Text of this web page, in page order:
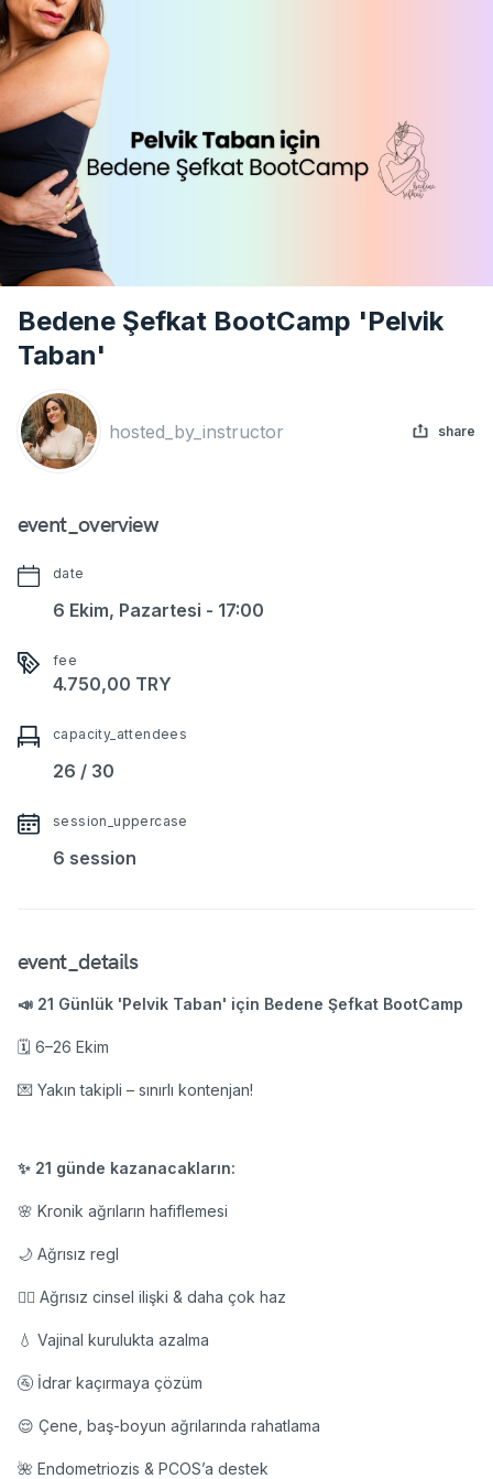
Bedene Şefkat BootCamp 'Pelvik
Taban'
hosted_by_instructor share
event_overview
date
6 Ekim, Pazartesi - 17:00
fee
4.750,00 TRY
capacity_attendees
26 / 30
session_uppercase
6 session
event_details
📣 21 Günlük 'Pelvik Taban' için Bedene Şefkat BootCamp
🗓️ 6–26 Ekim
💌 Yakın takipli – sınırlı kontenjan!
✨ 21 günde kazanacakların:
🌸 Kronik ağrıların hafiflemesi
🌙 Ağrısız regl
❤️‍🔥 Ağrısız cinsel ilişki & daha çok haz
💧 Vajinal kurulukta azalma
🚰 İdrar kaçırmaya çözüm
😌 Çene, baş-boyun ağrılarında rahatlama
🌺 Endometriozis & PCOS’a destek